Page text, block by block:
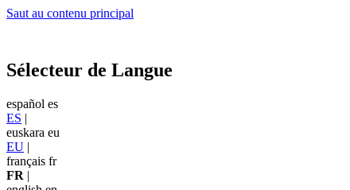
Saut au contenu principal
Sélecteur de Langue
español es
ES |
euskara eu
EU |
français fr
FR |